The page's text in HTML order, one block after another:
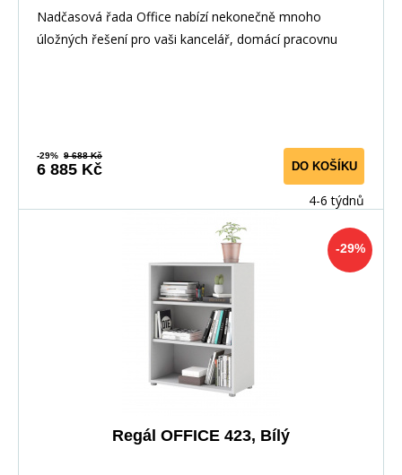
Nadčasová řada Office nabízí nekonečně mnoho
úložných řešení pro vaši kancelář, domácí pracovnu
-29% 9 688 Kč
6 885 Kč DO KOŠÍKU
4-6 týdnů
-29%
Regál OFFICE 423, Bílý